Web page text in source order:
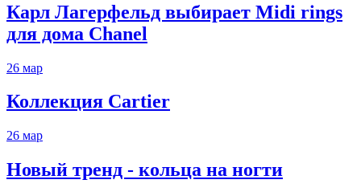
Карл Лагерфельд выбирает Midi rings
для дома Chanel
26 мар
Коллекция Cartier
26 мар
Новый тренд - кольца на ногти